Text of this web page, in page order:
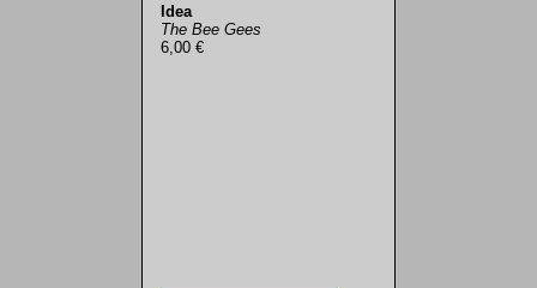
Idea
The Bee Gees
6,00 €